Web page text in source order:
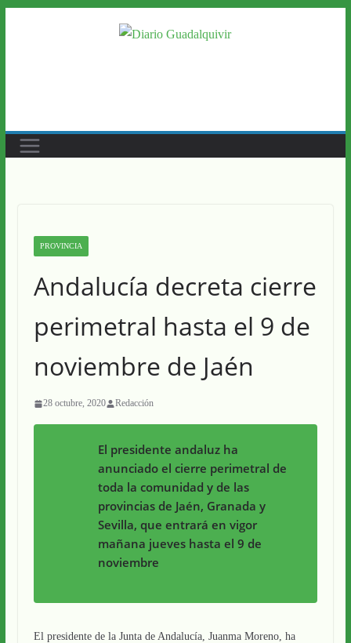
PROVINCIA
Andalucía decreta cierre
perimetral hasta el 9 de
noviembre de Jaén
28 octubre, 2020 Redacción
El presidente andaluz ha
anunciado el cierre perimetral de
toda la comunidad y de las
provincias de Jaén, Granada y
Sevilla, que entrará en vigor
mañana jueves hasta el 9 de
noviembre
El presidente de la Junta de Andalucía, Juanma Moreno, ha